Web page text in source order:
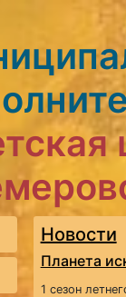
Новости
Планета
1 сезон